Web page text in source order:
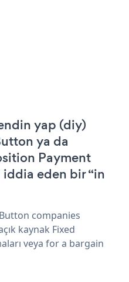
yap (diy)
ya da
Payment
eden bir “in
companies
kaynak Fixed
veya for a bargain